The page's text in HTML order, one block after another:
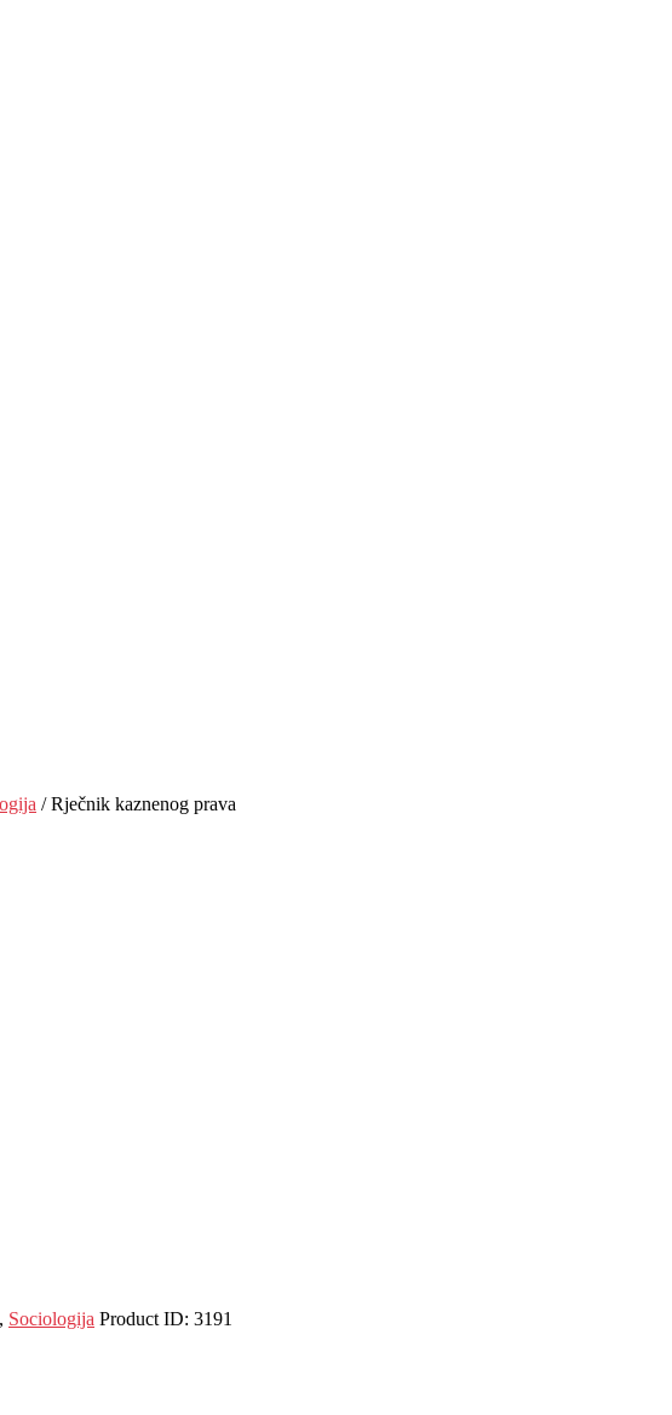
/ Rječnik kaznenog prava
, Sociologija Product ID: 3191